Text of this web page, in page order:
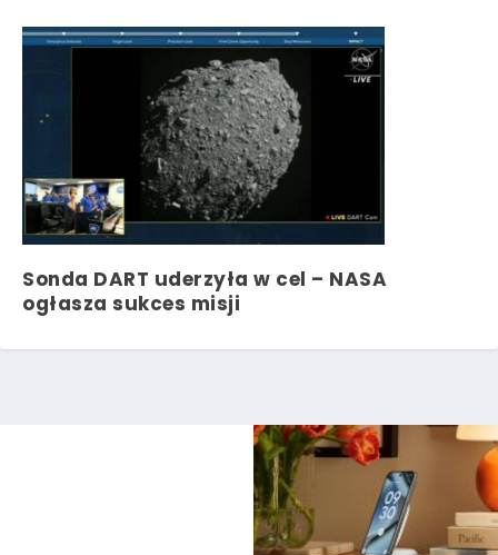
Sonda DART uderzyła w cel – NASA
ogłasza sukces misji